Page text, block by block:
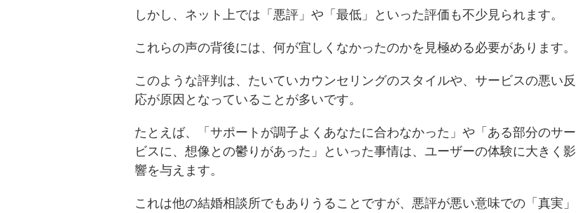
しかし、ネット上では「悪評」や「最低」といった評価も不少見られます。
これらの声の背後には、何が宜しくなかったのかを見極める必要があります。
このような評判は、たいていカウンセリングのスタイルや、サービスの悪い反
応が原因となっていることが多いです。
たとえば、「サポートが調子よくあなたに合わなかった」や「ある部分のサー
ビスに、想像との鬱りがあった」といった事情は、ユーザーの体験に大きく影
響を与えます。
これは他の結婚相談所でもありうることですが、悪評が悪い意味での「真実」